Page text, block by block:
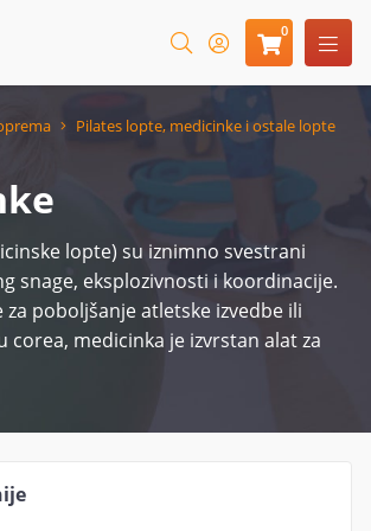
0
Pilates lopte, medicinke i ostale lopte
lopte) su iznimno svestrani
snage, eksplozivnosti i koordinacije.
poboljšanje atletske izvedbe ili
corea, medicinka je izvrstan alat za
i dinamičnih pokreta koji aktiviraju
istovremeno. U našoj ponudi
od početnika do naprednih